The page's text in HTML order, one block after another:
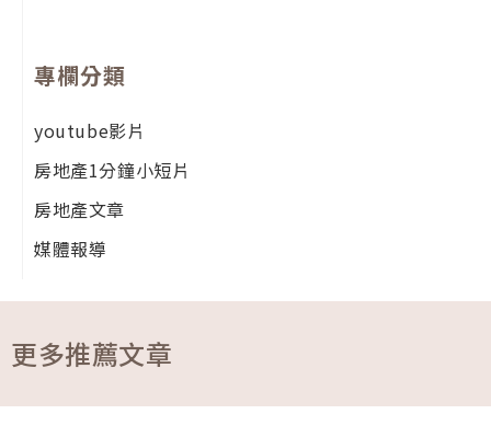
專欄分類
youtube影片
房地產1分鐘小短片
房地產文章
媒體報導
更多推薦文章